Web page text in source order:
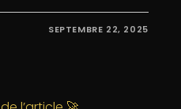
SEPTEMBRE 22, 2025